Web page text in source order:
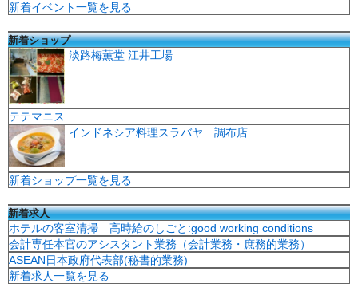
新着イベント一覧を見る
新着ショップ
淡路梅薫堂 江井工場
テテマニス
インドネシア料理スラバヤ 調布店
新着ショップ一覧を見る
新着求人
ホテルの客室清掃 高時給のしごと:good working conditions
会計専任本官のアシスタント業務（会計業務・庶務的業務）
ASEAN日本政府代表部(秘書的業務)
新着求人一覧を見る